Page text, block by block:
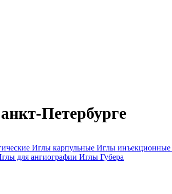
Петербурге
Иглы карпульные Иглы инъекционные
для ангиографии Иглы Губера